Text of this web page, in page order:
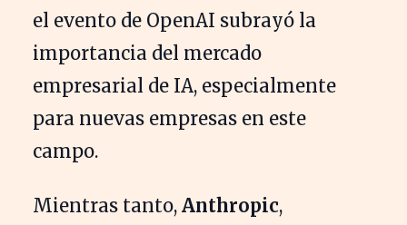
el evento de OpenAI subrayó la
importancia del mercado
empresarial de IA, especialmente
para nuevas empresas en este
campo.
Mientras tanto, Anthropic,